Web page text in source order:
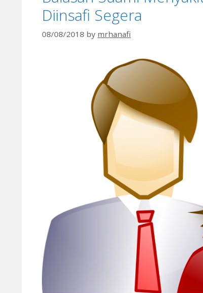
Diinsafi Segera
08/08/2018 by mrhanafi